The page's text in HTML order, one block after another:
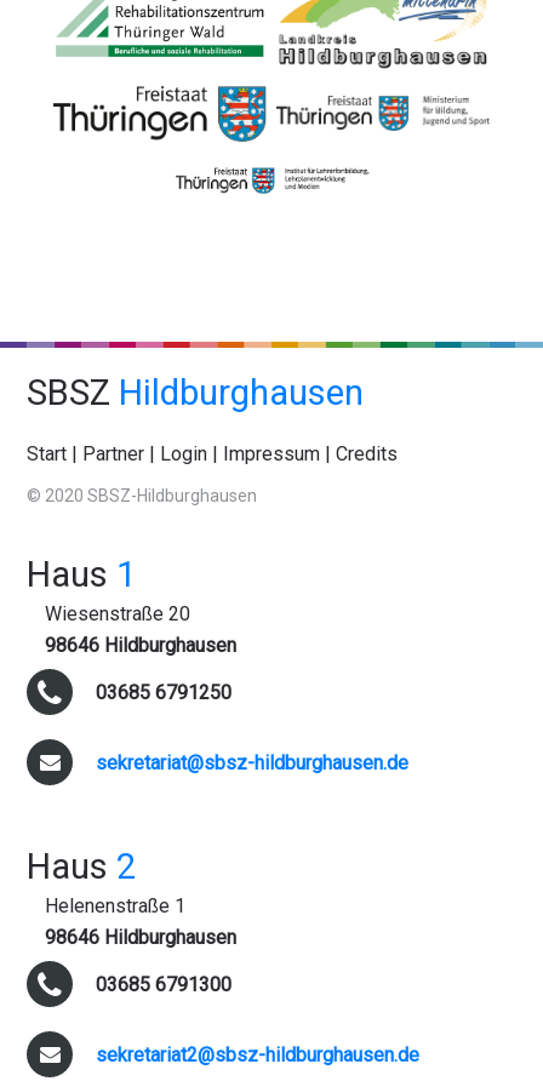
SBSZ Hildburghausen
Start Partner Login Impressum |Credits
© 2020 SBSZ-Hildburghausen
Haus 1
Wiesenstraße 20
98646 Hildburghausen
03685 6791250
sekretariat@sbsz-hildburghausen.de
Haus 2
Helenenstraße 1
98646 Hildburghausen
03685 6791300
sekretariat2@sbsz-hildburghausen.de